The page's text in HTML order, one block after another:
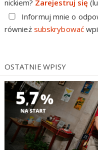
nickiem? Zarejestruj się
Informuj mnie o
również subskrybować
OSTATNIE WPISY